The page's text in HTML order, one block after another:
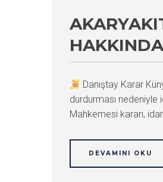
Danıştay Karar
durdurması nedeniyle
Mahkemesi kararı,
DEVAMINI OKU